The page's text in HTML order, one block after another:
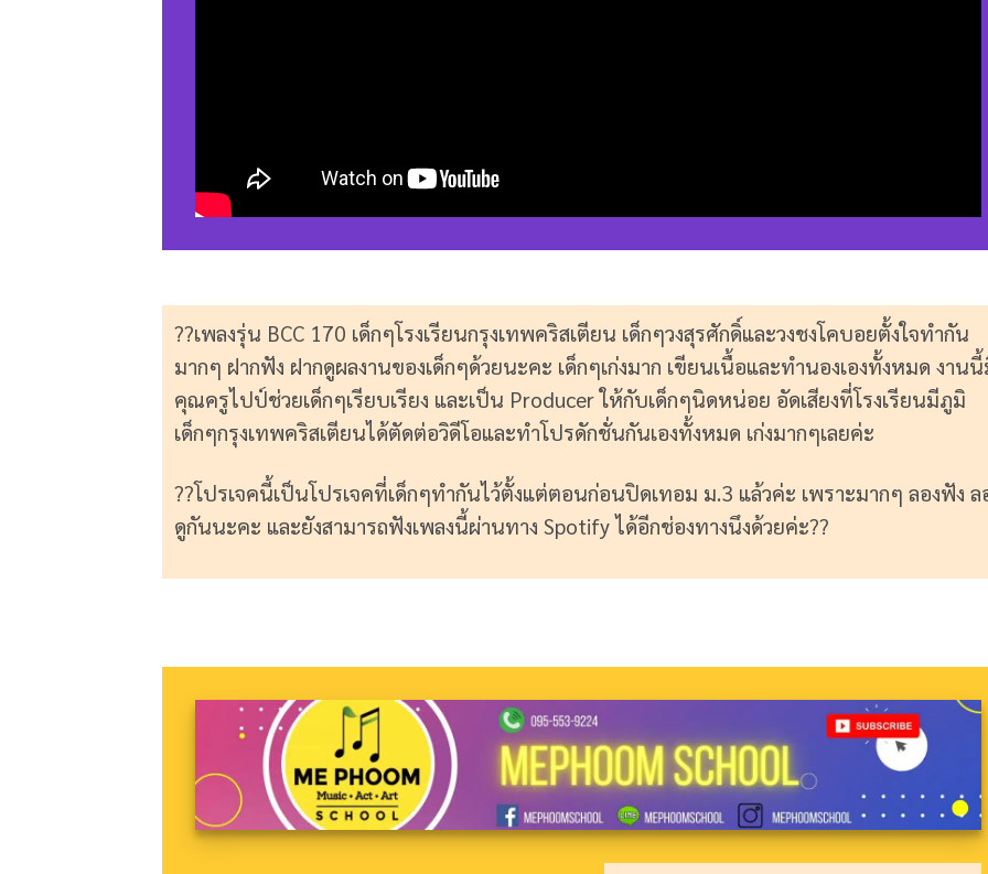
??เพลงรุ่น BCC 170 เด็กๆโรงเรียนกรุงเทพคริสเตียน เด็กๆวงสุรศักดิ์และวงชงโคบอยตั้งใจทำกัน
มากๆ ฝากฟัง ฝากดูผลงานของเด็กๆด้วยนะคะ เด็กๆเก่งมาก เขียนเนื้อและทำนองเองทั้งหมด งาน
คุณครูไปป์ช่วยเด็กๆเรียบเรียง และเป็น Producer ให้กับเด็กๆนิดหน่อย อัดเสียงที่โรงเรียนมีภูมิ
เด็กๆกรุงเทพคริสเตียนได้ตัดต่อวิดีโอและทำโปรดักชั่นกันเองทั้งหมด เก่งมากๆเลยค่ะ
??โปรเจคนี้เป็นโปรเจคที่เด็กๆทำกันไว้ตั้งแต่ตอนก่อนปิดเทอม ม.3 แล้วค่ะ เพราะมากๆ ลองฟัง ล
ดูกันนะคะ และยังสามารถฟังเพลงนี้ผ่านทาง Spotify ได้อีกช่องทางนึงด้วยค่ะ??